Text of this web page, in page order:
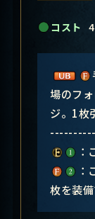
コスト 4
場のフ
ジ。1枚
----------
：
：
枚を装備